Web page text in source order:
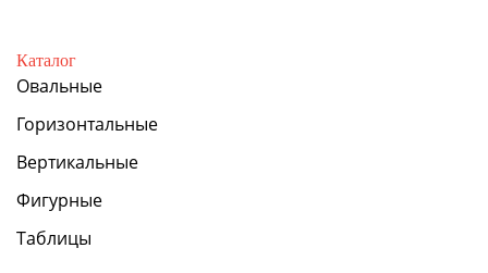
Каталог
Овальные
Горизонтальные
Вертикальные
Фигурные
Таблицы